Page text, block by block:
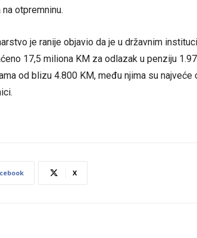
otpremninu.
je ranije objavio da je u državnim
17,5 miliona KM za odlazak u penziju
od blizu 4.800 KM, među njima su
X